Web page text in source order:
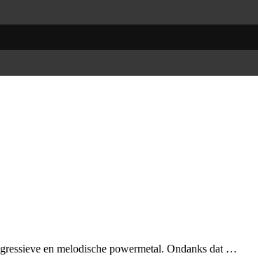
en melodische powermetal. Ondanks dat …